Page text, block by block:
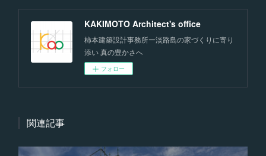
KAKIMOTO Architect's office
柿本建築設計事務所ー淡路島の家づくりに寄り
添い 真の豊かさへ
フォロー
関連記事